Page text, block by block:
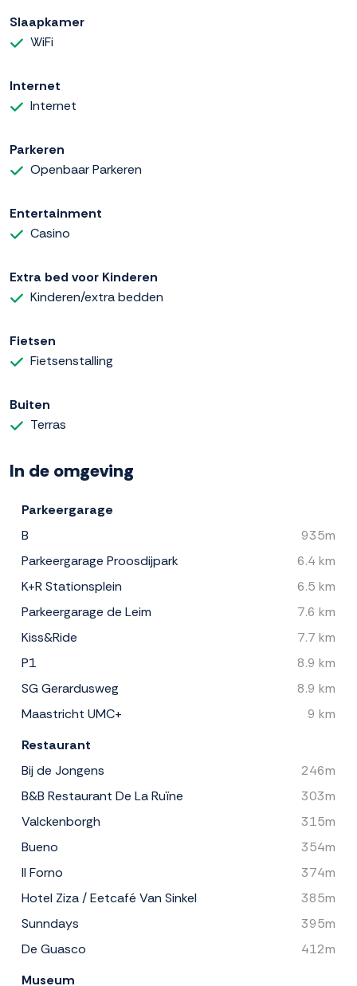
Slaapkamer
WiFi
Internet
Internet
Parkeren
Openbaar Parkeren
Entertainment
Casino
Extra bed voor Kinderen
Kinderen/extra bedden
Fietsen
Fietsenstalling
Buiten
Terras
In de omgeving
Parkeergarage
B
935m
Parkeergarage Proosdijpark
6.4 km
K+R Stationsplein
6.5 km
Parkeergarage de Leim
7.6 km
Kiss&Ride
7.7 km
P1
8.9 km
SG Gerardusweg
8.9 km
Maastricht UMC+
9 km
Restaurant
Bij de Jongens
246m
B&B Restaurant De La Ruïne
303m
Valckenborgh
315m
Bueno
354m
Il Forno
374m
Hotel Ziza / Eetcafé Van Sinkel
385m
Sunndays
395m
De Guasco
412m
Museum